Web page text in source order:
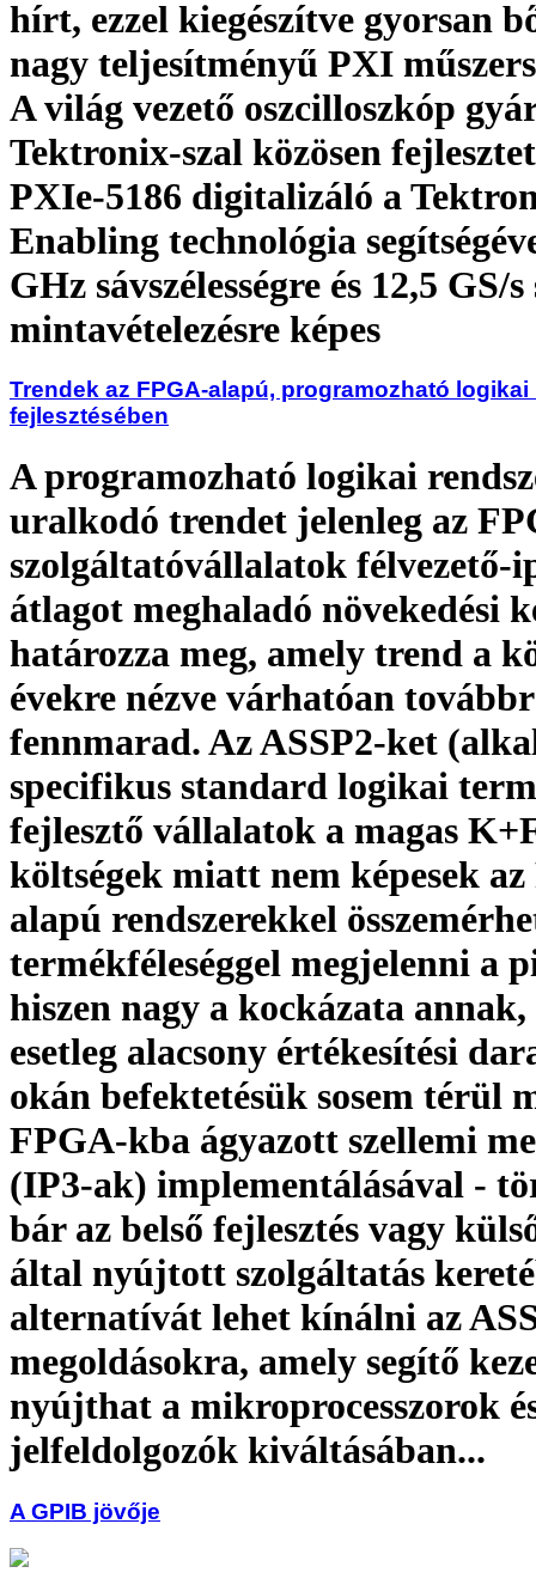
hírt, ezzel kiegészítve gyorsan
nagy teljesítményű PXI
A világ vezető oszcilloszkóp
Tektronix-szal közösen
PXIe-5186 digitalizáló a
Enabling technológia
GHz sávszélességre és 12,5 GS/s
mintavételezésre képes
Trendek az FPGA-alapú, programozható
fejlesztésében
A programozható logikai
uralkodó trendet jelenleg az
szolgáltatóvállalatok félvezető-
átlagot meghaladó növekedési
határozza meg, amely trend a
évekre nézve várhatóan
fennmarad. Az ASSP2-ket
specifikus standard logikai
fejlesztő vállalatok a magas
költségek miatt nem képesek
alapú rendszerekkel
termékféleséggel megjelenni a
hiszen nagy a kockázata annak,
esetleg alacsony értékesítési
okán befektetésük sosem térül
FPGA-kba ágyazott szellemi
(IP3-ak) implementálásával -
bár az belső fejlesztés vagy
által nyújtott szolgáltatás
alternatívát lehet kínálni az
megoldásokra, amely segítő
nyújthat a mikroprocesszorok
jelfeldolgozók kiváltásában...
A GPIB jövője